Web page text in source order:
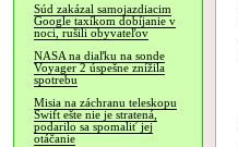
Súd zakázal samojazdiacim
Google taxíkom dobíjanie v
noci, rušili obyvateľov
NASA na diaľku na sonde
Voyager 2 úspešne znížila
spotrebu
Misia na záchranu teleskopu
Swift ešte nie je stratená,
podarilo sa spomaliť jej
otáčanie